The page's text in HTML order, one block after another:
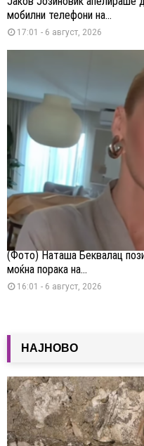
мобилни телефони на...
17:01 - 6 август, 2026
(Фото) Наташа Беквалац
моќна порака на...
16:01 - 6 август, 2026
НАЈНОВО